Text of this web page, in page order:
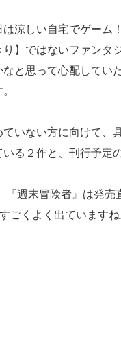
は涼しい自宅でゲー
り】ではないファン
なと思って心配して
いない方に向けて、
る２作と、刊行予定
『週末冒険者』は発
ごくよく出ていますね